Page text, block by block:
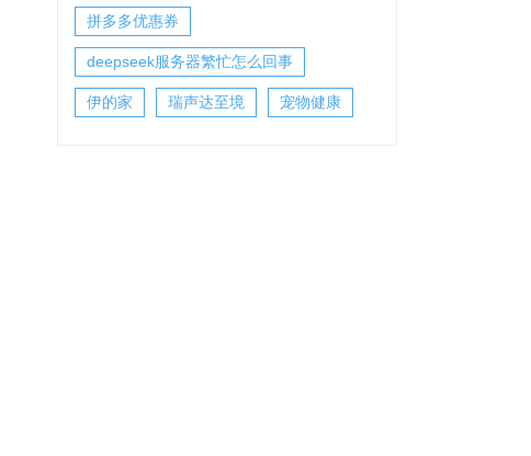
拼多多优惠券
deepseek服务器繁忙怎么回事
伊的家 瑞声达至境 宠物健康